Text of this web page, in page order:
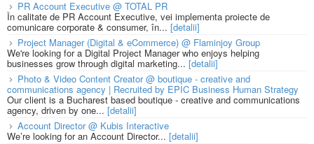
PR Account Executive @ TOTAL PR
În calitate de PR Account Executive, vei implementa proiecte de
comunicare corporate & consumer, în... [detalii]
Project Manager (Digital & eCommerce) @ Flaminjoy Group
We're looking for a Digital Project Manager who enjoys helping
businesses grow through digital marketing... [detalii]
Photo & Video Content Creator @ boutique - creative and
communications agency | Recruited by EPIC Business Human Strategy
Our client is a Bucharest based boutique - creative and communications
agency, driven by one... [detalii]
Account Director @ Kubis Interactive
We’re looking for an Account Director... [detalii]